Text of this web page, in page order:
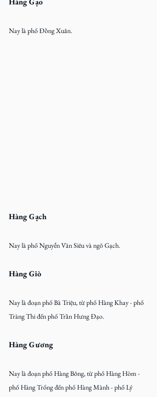
Nay là phố Đồng Xuân.
Hàng Gạch
Nay là phố Nguyễn Văn Siêu và ngõ Gạch.
Hàng Giò
Nay là đoạn phố Bà Triệu, từ phố Hàng Khay - phố
Tràng Thi đến phố Trần Hưng Đạo.
Hàng Gương
Nay là đoạn phố Hàng Bông, từ phố Hàng Hòm -
phố Hàng Trống đến phố Hàng Mành - phố Lý